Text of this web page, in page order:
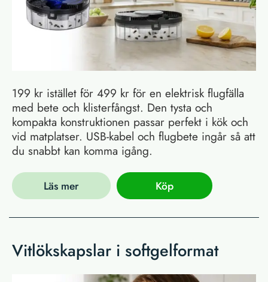
199 kr istället för 499 kr för en elektrisk flugfälla
med bete och klisterfångst. Den tysta och
kompakta konstruktionen passar perfekt i kök och
vid matplatser. USB-kabel och flugbete ingår så att
du snabbt kan komma igång.
Läs mer Köp
Vitlökskapslar i softgelformat